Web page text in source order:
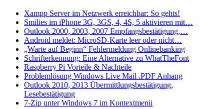
Xampp Server im Netzwerk erreichbar: So gehts!
Smilies im iPhone 3G, 3GS, 4, 4S, 5 aktivieren mit…
Outlook 2000, 2003, 2007 Empfangsbestätigung,…
Android meldet: MicroSD-Karte leer oder nicht…
„Warte auf Beginn“ Fehlermeldung Onlinebanking
Schrifterkennung: Eine Alternative zu WhatTheFont
Raspberry Pi Vorteile & Nachteile
Problemlösung Windows Live Mail .PDF Anhang
Outlook 2010, 2013 Übermittlungsbestätigung,
Lesebestätigung
7-Zip unter Windows 7 im Kontextmenü